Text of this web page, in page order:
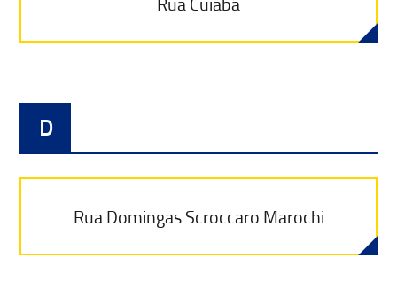
D
Rua Domingas Scroccaro Marochi